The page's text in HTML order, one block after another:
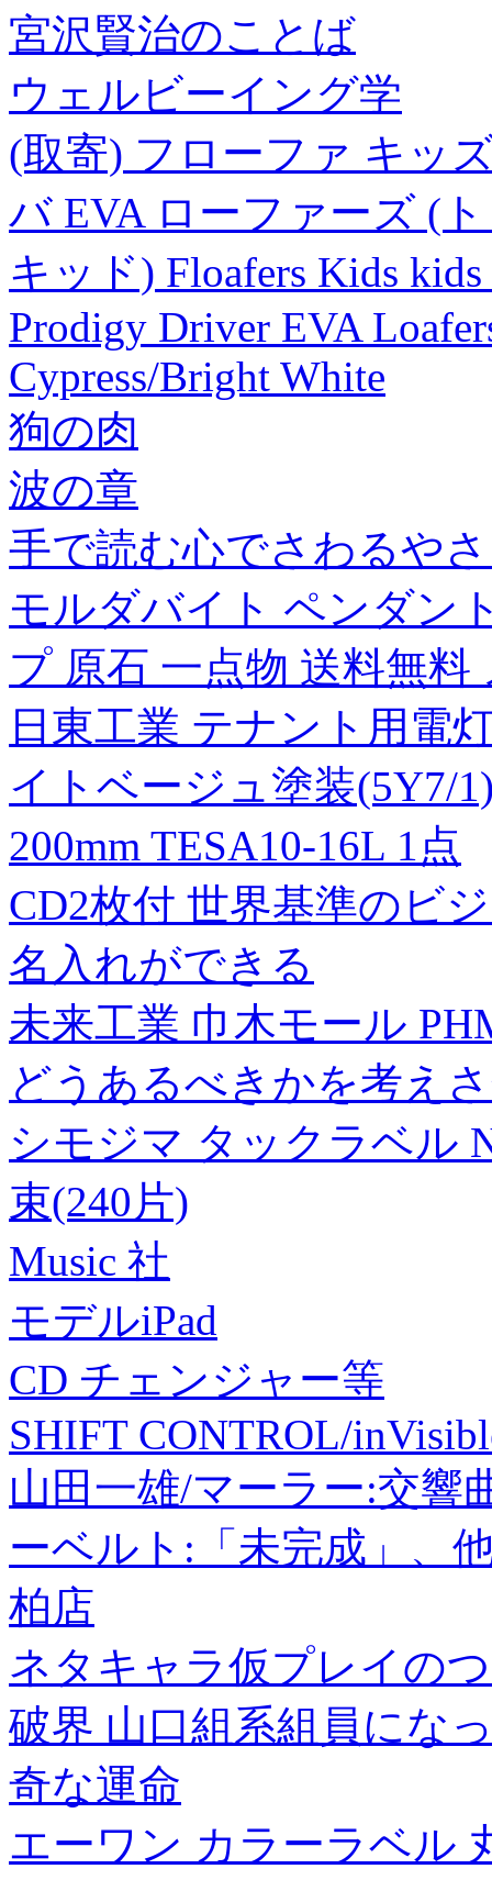
宮沢賢治のことば
ウェルビーイング学
(取寄) フローファ キッ
バ EVA ローファーズ (
キッド) Floafers Kids
Prodigy Driver EVA
Cypress/Bright White
狗の肉
波の章
手で読む心でさわるや
モルダバイト ペンダン
プ 原石 一点物 送料無料
日東工業 テナント用電
イトベージュ塗装(5Y7/
200mm TESA10-16L 1点
CD2枚付 世界基準のビ
名入れができる
未来工業 巾木モール
どうあるべきかを考え
シモジマ タックラベル
束(240片)
Music 社
モデルiPad
CD チェンジャー等
SHIFT CONTROL/
山田一雄/マーラー:交響
ーベルト:「未完成」、
柏店
ネタキャラ仮プレイの
破界 山口組系組員にな
奇な運命
エーワン カラーラベル